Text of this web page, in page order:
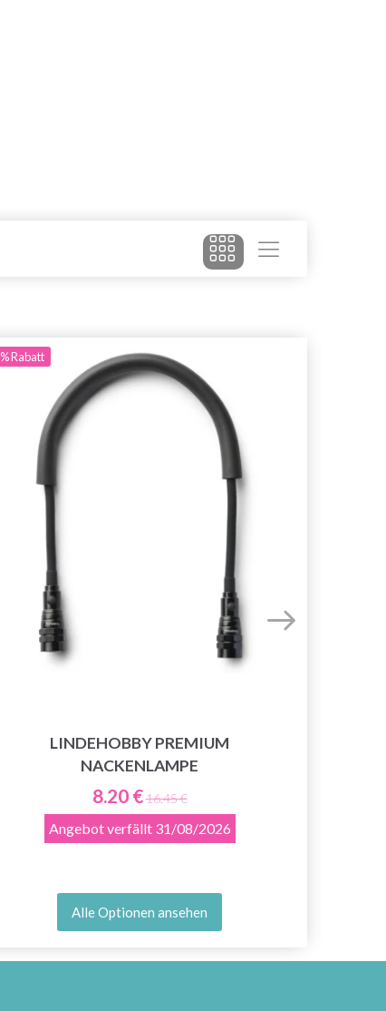
Rabatt
LINDEHOBBY PREMIUM
NACKENLAMPE
8.20 €16.45 €
Angebot verfällt 31/08/2026
Alle Optionen ansehen